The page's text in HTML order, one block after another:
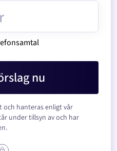
nu
och hanteras enligt vår
under tillsyn av och har